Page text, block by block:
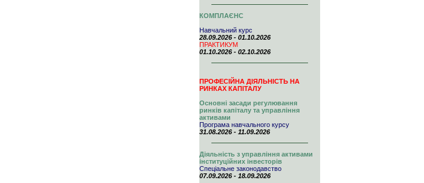
КОМПЛАЄНС
Навчальний курс
28.09.2026 - 01.10.2026
ПРАКТИКУМ
01.10.2026 - 02.10.2026
ПРОФЕСІЙНА ДІЯЛЬНІСТЬ НА
РИНКАХ КАПІТАЛУ
Основні засади регулювання
ринків капіталу та управління
активами
Програма навчального курсу
31.08.2026 - 11.09.2026
Діяльність з управління активами
інституційних інвесторів
Спеціальне законодавство
07.09.2026 - 18.09.2026